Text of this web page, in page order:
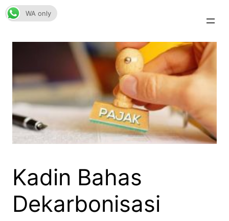
Skip
to
Kadin Bahas
Dekarbonisasi
WA only